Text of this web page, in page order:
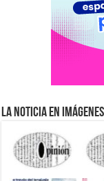
La Noticia en Imágenes